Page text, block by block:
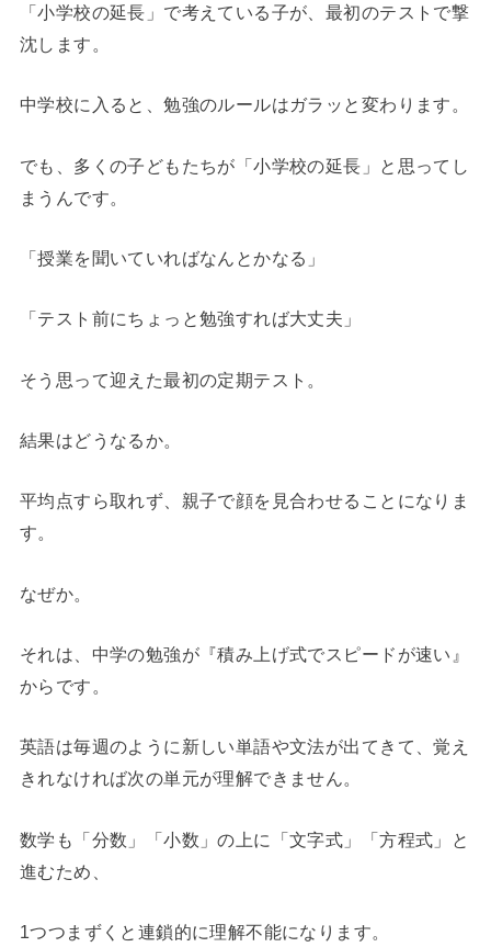
「小学校の延長」で考えている子が、最初のテストで撃
沈します。
中学校に入ると、勉強のルールはガラッと変わります。
でも、多くの子どもたちが「小学校の延長」と思ってし
まうんです。
「授業を聞いていればなんとかなる」
「テスト前にちょっと勉強すれば大丈夫」
そう思って迎えた最初の定期テスト。
結果はどうなるか。
平均点すら取れず、親子で顔を見合わせることになりま
す。
なぜか。
それは、中学の勉強が『積み上げ式でスピードが速い』
からです。
英語は毎週のように新しい単語や文法が出てきて、覚え
きれなければ次の単元が理解できません。
数学も「分数」「小数」の上に「文字式」「方程式」と
進むため、
1つつまずくと連鎖的に理解不能になります。